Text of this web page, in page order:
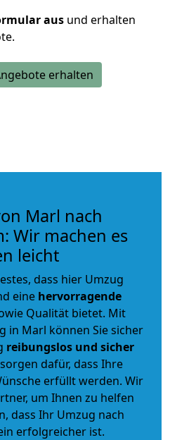
aus und erhalten
erhalten
Marl nach
Wir machen es
leicht
dass hier Umzug
eine hervorragende
Qualität bietet. Mit
in Marl können Sie sicher
reibungslos und sicher
dafür, dass Ihre
erfüllt werden. Wir
um Ihnen zu helfen
dass Ihr Umzug nach
erfolgreicher ist.